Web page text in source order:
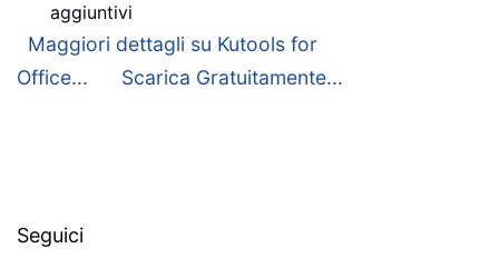
aggiuntivi
Maggiori dettagli su Kutools for
Office...
Scarica Gratuitamente...
Seguici